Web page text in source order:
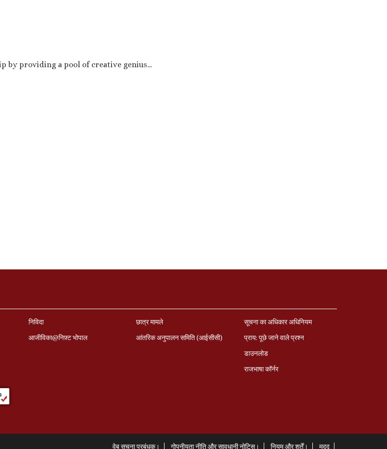
by providing a pool of creative genius...
निविदा
आजीविका@निफ़्ट भोपाल
छात्र मामले
आंतरिक अनुपालन समिति (आईसीसी)
सूचना का अधिकार अधिनियम
प्राय: पूछे जाने वाले प्रश्‍न
डाउनलोड
राजभाषा कॉर्नर
वेब सूचना प्रबंधक। गोपनीयता नीति और सावधानी नोटिस। नियम और शर्तें। मदद